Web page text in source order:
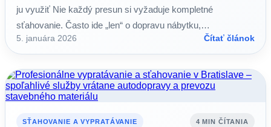
ju využiť Nie každý presun si vyžaduje kompletné
sťahovanie. Často ide „len“ o dopravu nábytku,…
5. januára 2026 Čítať článok
SŤAHOVANIE A VYPRATÁVANIE 4 MIN ČÍTANIA